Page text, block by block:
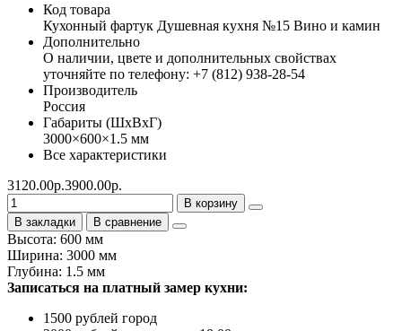
Код товара
Кухонный фартук Душевная кухня №15 Вино и камин
Дополнительно
О наличии, цвете и дополнительных свойствах
уточняйте по телефону: +7 (812) 938-28-54
Производитель
Россия
Габариты (ШхВхГ)
3000×600×1.5 мм
Все характеристики
3120.00р.3900.00р.
В корзину
В закладки
В сравнение
Высота: 600 мм
Ширина: 3000 мм
Глубина: 1.5 мм
Записаться на платный замер кухни:
1500 рублей город